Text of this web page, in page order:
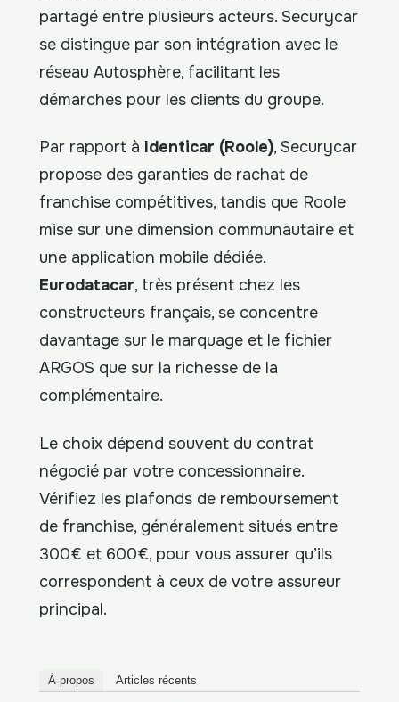
partagé entre plusieurs acteurs. Securycar
se distingue par son intégration avec le
réseau Autosphère, facilitant les
démarches pour les clients du groupe.
Par rapport à Identicar (Roole), Securycar
propose des garanties de rachat de
franchise compétitives, tandis que Roole
mise sur une dimension communautaire et
une application mobile dédiée.
Eurodatacar, très présent chez les
constructeurs français, se concentre
davantage sur le marquage et le fichier
ARGOS que sur la richesse de la
complémentaire.
Le choix dépend souvent du contrat
négocié par votre concessionnaire.
Vérifiez les plafonds de remboursement
de franchise, généralement situés entre
300€ et 600€, pour vous assurer qu’ils
correspondent à ceux de votre assureur
principal.
À propos Articles récents